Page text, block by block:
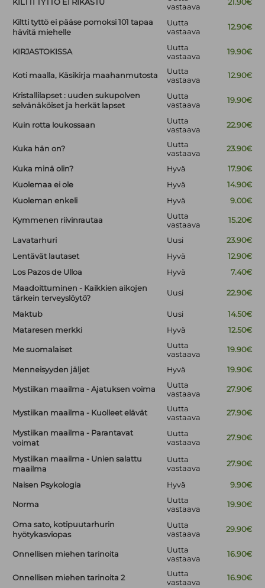
KILTTI TYTTÖ EI RIKASTU
vastaava
21.90€
Kiltti tyttö ei pääse pomoksi 101 tapaa
hävitä miehelle
Uutta
vastaava
12.90€
KIRJASTOKISSA
Uutta
vastaava
19.90€
Koti maalla, Käsikirja maahanmutosta
Uutta
vastaava
12.90€
Kristallilapset : uuden sukupolven
selvänäköiset ja herkät lapset
Uutta
vastaava
19.90€
Kuin rotta loukossaan
Uutta
vastaava
22.90€
Kuka hän on?
Uutta
vastaava
23.90€
Kuka minä olin? Hyvä
17.90€
Kuolemaa ei ole
Hyvä
14.90€
Kuoleman enkeli
Hyvä 9.00€
Kymmenen riivinrautaa
Uutta
vastaava
15.20€
Lavatarhuri Uusi
23.90€
Lentävät lautaset
Hyvä
12.90€
Los Pazos de Ulloa
Hyvä
7.40€
Maadoittuminen - Kaikkien aikojen
tärkein terveyslöytö?
Uusi 22.90€
Maktub Uusi
14.50€
Mataresen merkki
Hyvä 12.50€
Me suomalaiset
Uutta
vastaava
19.90€
Menneisyyden jäljet Hyvä 19.90€
Mystiikan maailma - Ajatuksen voima
Uutta
vastaava
27.90€
Mystiikan maailma - Kuolleet elävät
Uutta
vastaava
27.90€
Mystiikan maailma - Parantavat
voimat
Uutta
vastaava
27.90€
Mystiikan maailma - Unien salattu
maailma
Uutta
vastaava
27.90€
Naisen Psykologia Hyvä 9.90€
Norma
Uutta
vastaava
19.90€
Oma sato, kotipuutarhurin
hyötykasviopas
Uutta
vastaava
29.90€
Onnellisen miehen tarinoita
Uutta
vastaava
16.90€
Onnellisen miehen tarinoita 2
Uutta
vastaava
16.90€